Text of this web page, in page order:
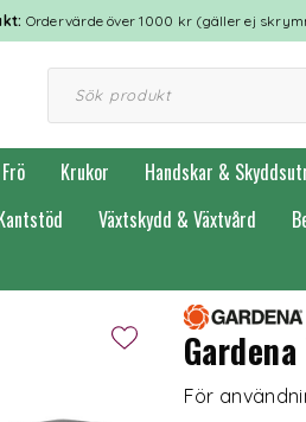
Ordervärde över 1000 kr (gäller ej
Frö Krukor Handskar &
Växtskydd & Växtvård
För